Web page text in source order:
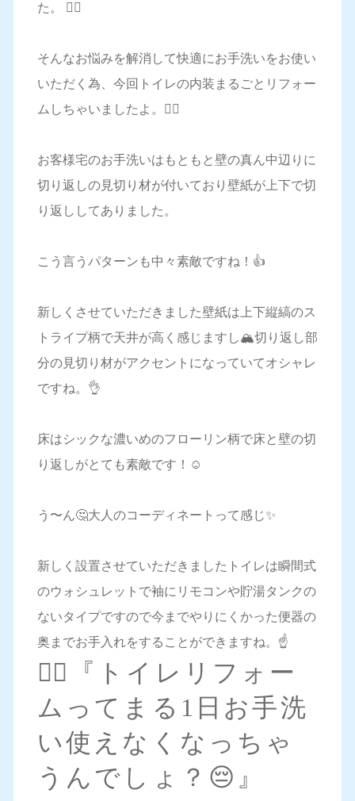
た。 🤦‍♀️
そんなお悩みを解消して快適にお手洗いをお使い
いただく為、今回トイレの内装まるごとリフォー
ムしちゃいましたよ。🙆‍♀️
お客様宅のお手洗いはもともと壁の真ん中辺りに
切り返しの見切り材が付いており壁紙が上下で切
り返ししてありました。
こう言うパターンも中々素敵ですね！👍
新しくさせていただきました壁紙は上下縦縞のス
トライプ柄で天井が高く感じますし🏔切り返し部
分の見切り材がアクセントになっていてオシャレ
ですね。👌
床はシックな濃いめのフローリン柄で床と壁の切
り返しがとても素敵です！☺️
う〜ん🤔大人のコーディネートって感じ✨
新しく設置させていただきましたトイレは瞬間式
のウォシュレットで袖にリモコンや貯湯タンクの
ないタイプですので今までやりにくかった便器の
奥までお手入れをすることができますね。☝️
🤦‍♀️『トイレリフォー
ムってまる1日お手洗
い使えなくなっちゃ
うんでしょ？😔』